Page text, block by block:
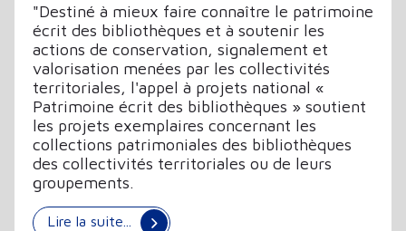
"Destiné à mieux faire connaître le patrimoine
écrit des bibliothèques et à soutenir les
actions de conservation, signalement et
valorisation menées par les collectivités
territoriales, l'appel à projets national «
Patrimoine écrit des bibliothèques » soutient
les projets exemplaires concernant les
collections patrimoniales des bibliothèques
des collectivités territoriales ou de leurs
groupements.
Lire la suite...